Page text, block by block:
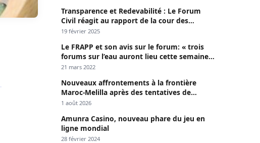
Transparence et Redevabilité : Le Forum
Civil réagit au rapport de la cour des
comptes
19 février 2025
Le FRAPP et son avis sur le forum: « trois
forums sur l’eau auront lieu cette semaine à
Dakar »
21 mars 2022
Nouveaux affrontements à la frontière
Maroc-Melilla après des tentatives de
passage
1 août 2026
Amunra Casino, nouveau phare du jeu en
ligne mondial
28 février 2024